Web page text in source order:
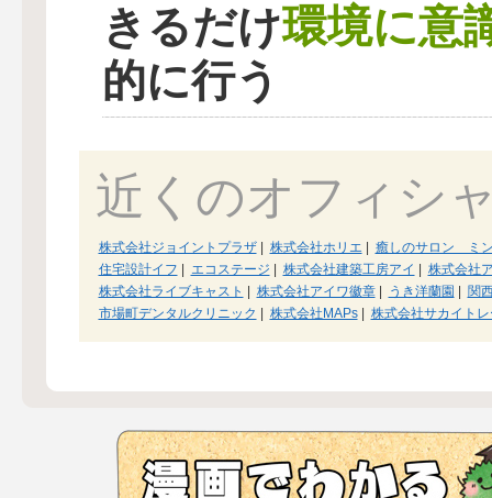
きるだけ環境に意
的に行う
近くのオフィシ
株式会社ジョイントプラザ| 株式会社ホリエ|
癒しのサロン ミ
住宅設計イフ
エコステージ 株式会社建築工房アイ
株式会社
株式会社ライブキャスト
株式会社アイワ徽章| うき洋蘭園
関
市場町デンタルクリニック
株式会社MAPs| 株式会社サカイト